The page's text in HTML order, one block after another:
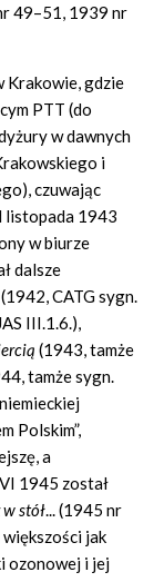
49–51, 1939 nr
Krakowie, gdzie
PTT (do
w dawnych
i
czuwając
listopada 1943
w biurze
dalsze
(1942, CATG sygn.
III.1.6.),
(1943, tamże
tamże sygn.
Polskim”,
a
1945 został
stół... (1945 nr
jak
ozonowej i jej